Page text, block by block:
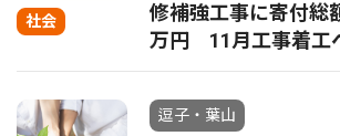
社会
修補強工事に寄付総
万円 11月工事着工
逗子・葉山